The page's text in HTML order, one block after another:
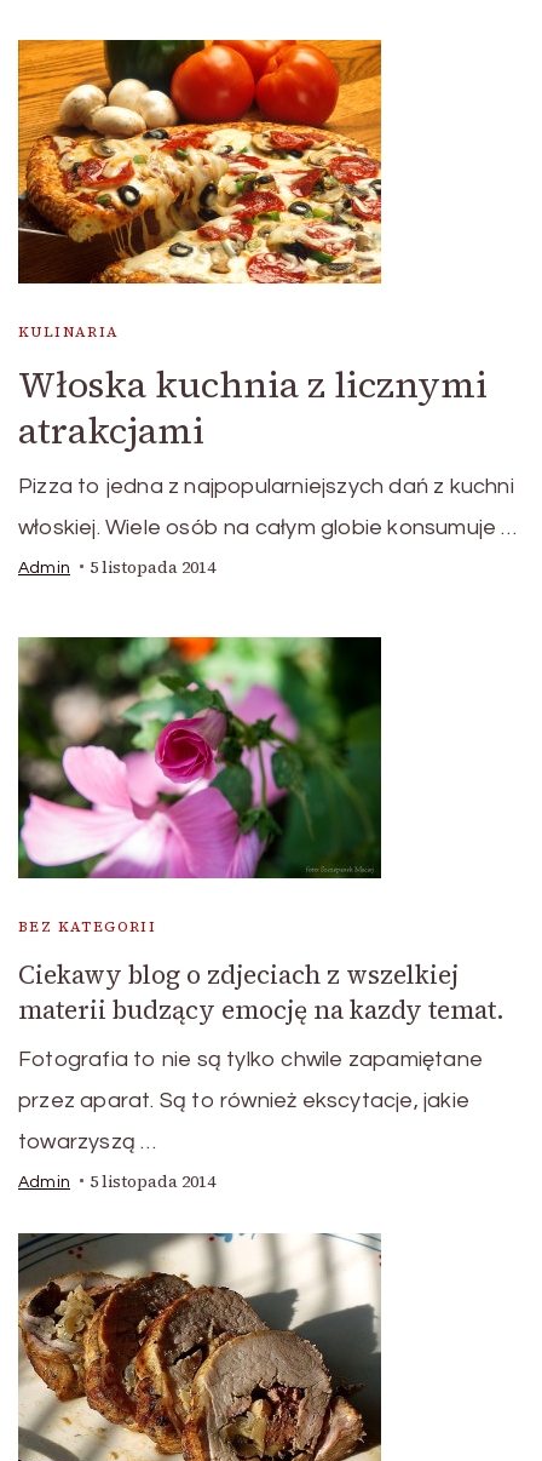
KULINARIA
Włoska kuchnia z licznymi
atrakcjami
Pizza to jedna z najpopularniejszych dań z kuchni
włoskiej. Wiele osób na całym globie konsumuje …
Admin 5 listopada 2014
BEZ KATEGORII
Ciekawy blog o zdjeciach z wszelkiej
materii budzący emocję na kazdy temat.
Fotografia to nie są tylko chwile zapamiętane
przez aparat. Są to również ekscytacje, jakie
towarzyszą …
Admin 5 listopada 2014